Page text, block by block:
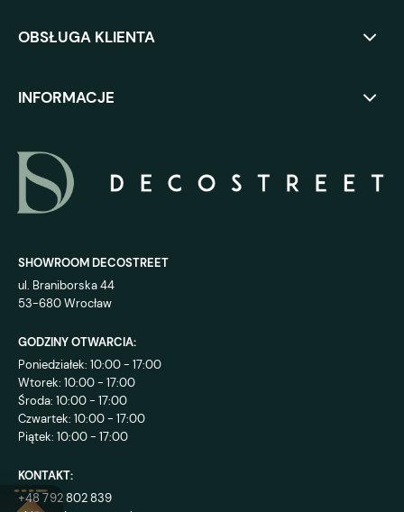
OBSŁUGA KLIENTA
INFORMACJE
SHOWROOM DECOSTREET
ul. Braniborska 44
53-680 Wrocław
GODZINY OTWARCIA:
Poniedziałek: 10:00 - 17:00
Wtorek: 10:00 - 17:00
Środa: 10:00 - 17:00
Czwartek: 10:00 - 17:00
Piątek: 10:00 - 17:00
KONTAKT:
+48 792 802 839